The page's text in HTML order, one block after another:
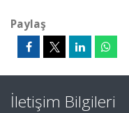
Paylaş
İletişim Bilgileri